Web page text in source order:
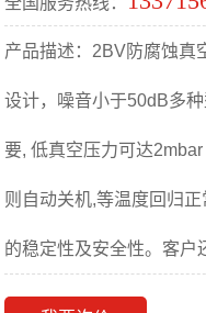
产品描述：2BV防腐蚀真
设计，噪音小于50dB多
要, 低真空压力可达
则自动关机,等温度回归
的稳定性及安全性。客户